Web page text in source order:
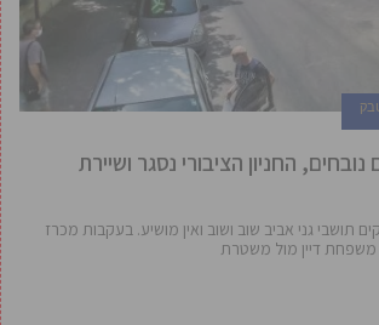
החניון הציבורי נסגר ושיירת
תושבי גני אביב שוב ושוב ואין מושיע. בעקבות מכרז
משפחת דיין מול משטרת